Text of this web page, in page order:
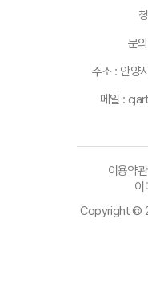
문
주소 : 안양
메일 :
이용약관
이
Copyright ©